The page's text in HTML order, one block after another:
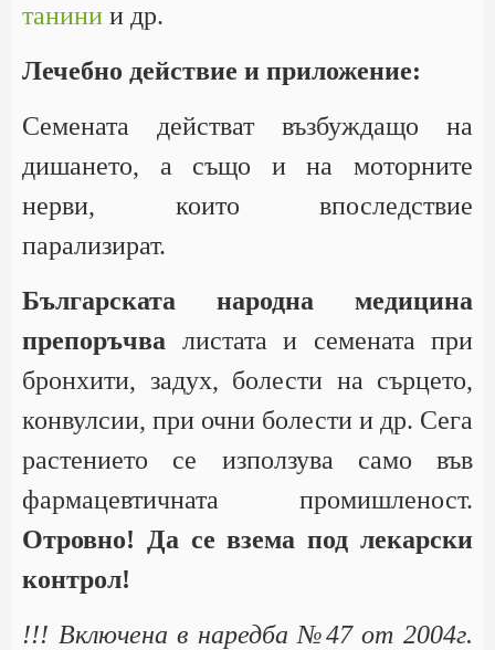
танини и др.
Лечебно действие и приложение:
Семената действат възбуждащо на
дишането, а също и на моторните
нерви, които впоследствие
парализират.
Българската народна медицина
препоръчва листата и семената при
бронхити, задух, болести на сърцето,
конвулсии, при очни болести и др. Сега
растението се използува само във
фармацевтичната промишленост.
Отровно! Да се взема под лекарски
контрол!
!!! Включена в наредба №47 от 2004г.